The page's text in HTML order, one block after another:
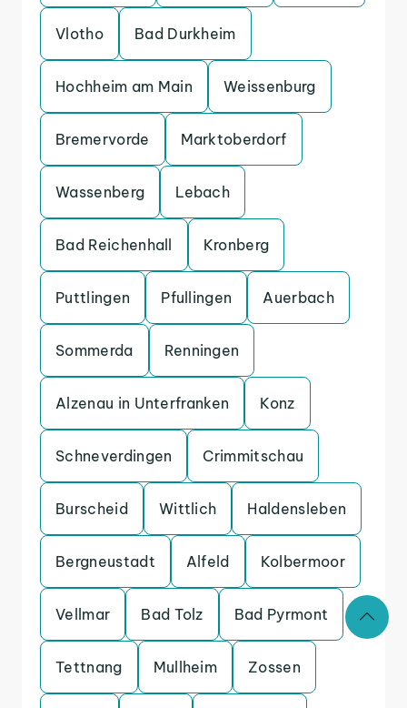
Vlotho Bad Durkheim
Hochheim am Main Weissenburg
Bremervorde Marktoberdorf
Wassenberg Lebach
Bad Reichenhall Kronberg
Puttlingen Pfullingen Auerbach
Sommerda Renningen
Alzenau in Unterfranken Konz
Schneverdingen Crimmitschau
Burscheid Wittlich Haldensleben
Bergneustadt Alfeld Kolbermoor
Vellmar Bad Tolz Bad Pyrmont
Tettnang Mullheim Zossen